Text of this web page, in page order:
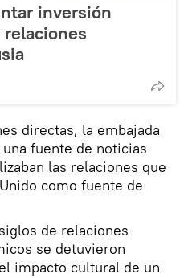
inversión
directas, la embajada
fuente de noticias
las relaciones que
como fuente de
de relaciones
se detuvieron
impacto cultural de un